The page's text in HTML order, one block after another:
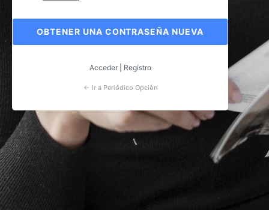
Acceder| Registro
← Ir a Periódico Opción